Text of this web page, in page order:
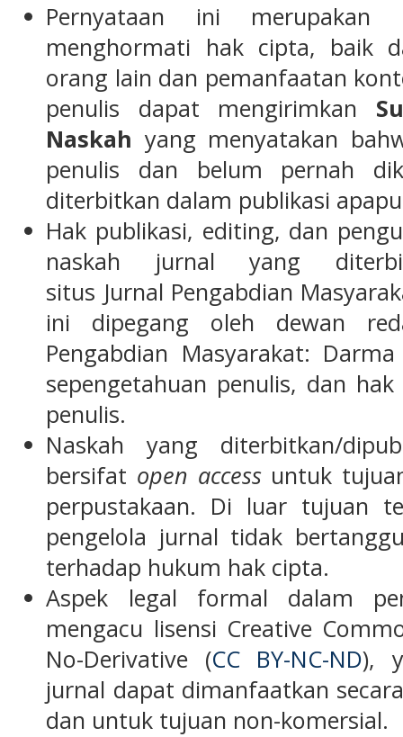
Pernyataan ini
menghormati hak cipta, baik
orang lain dan pemanfaatan
penulis dapat mengirimkan
Naskah yang menyatakan
penulis dan belum pernah
diterbitkan dalam publikasi
Hak publikasi, editing, dan
naskah jurnal yang
situs Jurnal Pengabdian
ini dipegang oleh dewan
Pengabdian Masyarakat:
sepengetahuan penulis, dan
penulis.
Naskah yang diterbitkan/
bersifat open access untuk
perpustakaan. Di luar tujuan
pengelola jurnal tidak
terhadap hukum hak cipta.
Aspek legal formal dalam
mengacu lisensi Creative
No-Derivative (CC BY-NC-ND),
jurnal dapat dimanfaatkan
dan untuk tujuan non-komersial.